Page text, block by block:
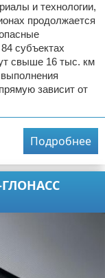
и технологии,
продолжается
субъектах
свыше 16 тыс. км
зависит от
Подробнее
ГЛОНАСС